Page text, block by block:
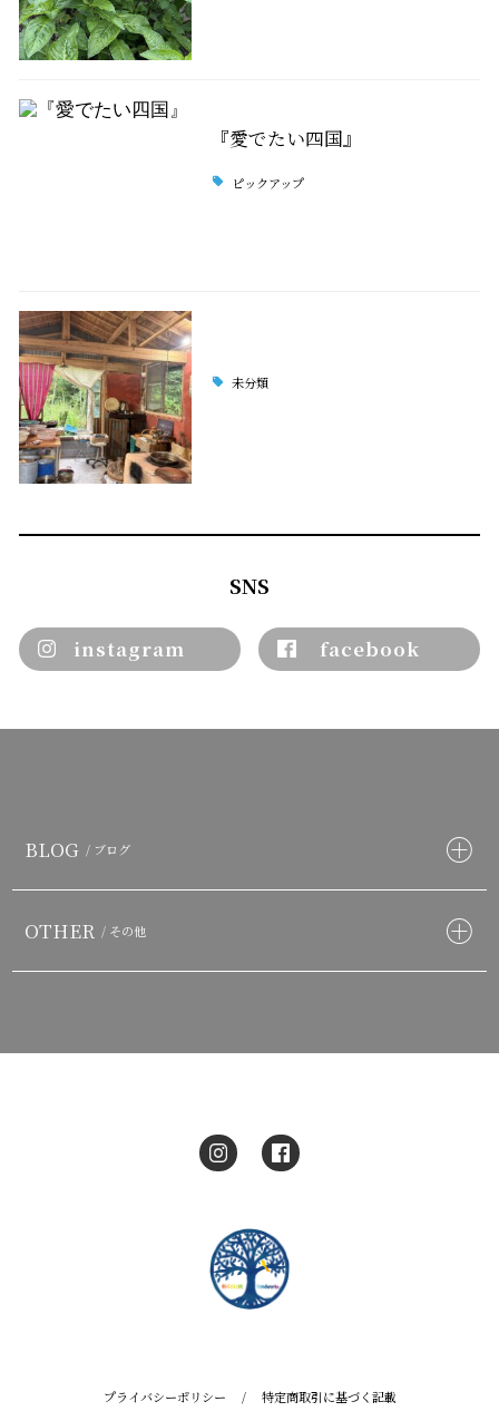
『愛でたい四国』
ピックアップ
未分類
SNS
instagram facebook
BLOG / ブログ
OTHER / その他
プライバシーポリシー / 特定商取引に基づく記載